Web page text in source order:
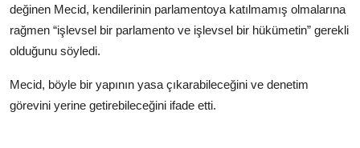
değinen Mecid, kendilerinin parlamentoya katılmamış olmalarına
rağmen “işlevsel bir parlamento ve işlevsel bir hükümetin” gerekli
olduğunu söyledi.
Mecid, böyle bir yapının yasa çıkarabileceğini ve denetim
görevini yerine getirebileceğini ifade etti.